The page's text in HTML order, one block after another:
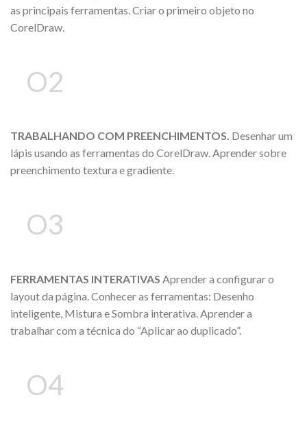
as principais ferramentas. Criar o primeiro objeto no
CorelDraw.
O2
TRABALHANDO COM PREENCHIMENTOS. Desenhar um
lápis usando as ferramentas do CorelDraw. Aprender sobre
preenchimento textura e gradiente.
O3
FERRAMENTAS INTERATIVAS Aprender a configurar o
layout da página. Conhecer as ferramentas: Desenho
inteligente, Mistura e Sombra interativa. Aprender a
trabalhar com a técnica do “Aplicar ao duplicado”.
O4